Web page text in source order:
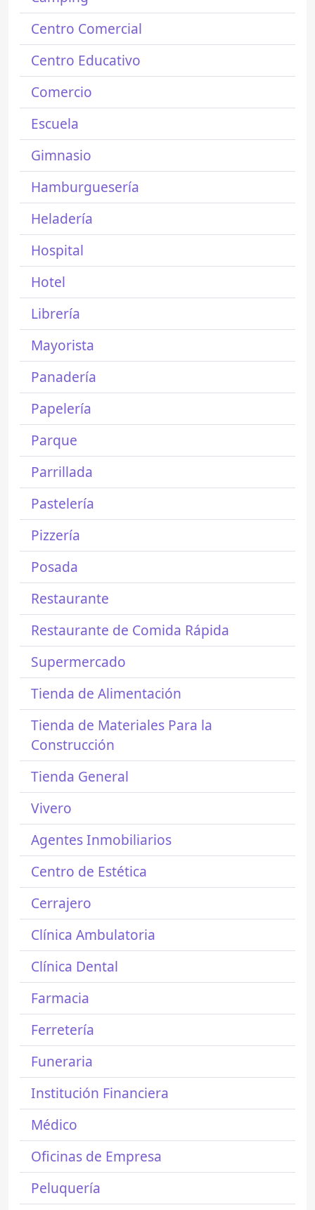
Centro Comercial
Centro Educativo
Comercio
Escuela
Gimnasio
Hamburguesería
Heladería
Hospital
Hotel
Librería
Mayorista
Panadería
Papelería
Parque
Parrillada
Pastelería
Pizzería
Posada
Restaurante
Restaurante de Comida Rápida
Supermercado
Tienda de Alimentación
Tienda de Materiales Para la
Construcción
Tienda General
Vivero
Agentes Inmobiliarios
Centro de Estética
Cerrajero
Clínica Ambulatoria
Clínica Dental
Farmacia
Ferretería
Funeraria
Institución Financiera
Médico
Oficinas de Empresa
Peluquería